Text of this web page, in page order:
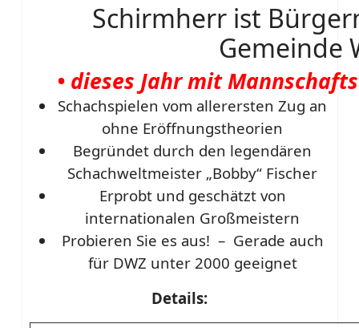
Schirmherr ist
Gemeinde
• dieses Jahr mit
Schachspielen vom allerersten Zug an
ohne Eröffnungstheorien
Begründet durch den legendären
Schachweltmeister „Bobby“ Fischer
Erprobt und geschätzt von
internationalen Großmeistern
Probieren Sie es aus! – Gerade auch
für DWZ unter 2000 geeignet
Details: